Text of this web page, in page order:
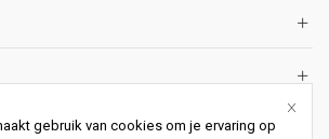
gebruik van cookies om je ervaring op